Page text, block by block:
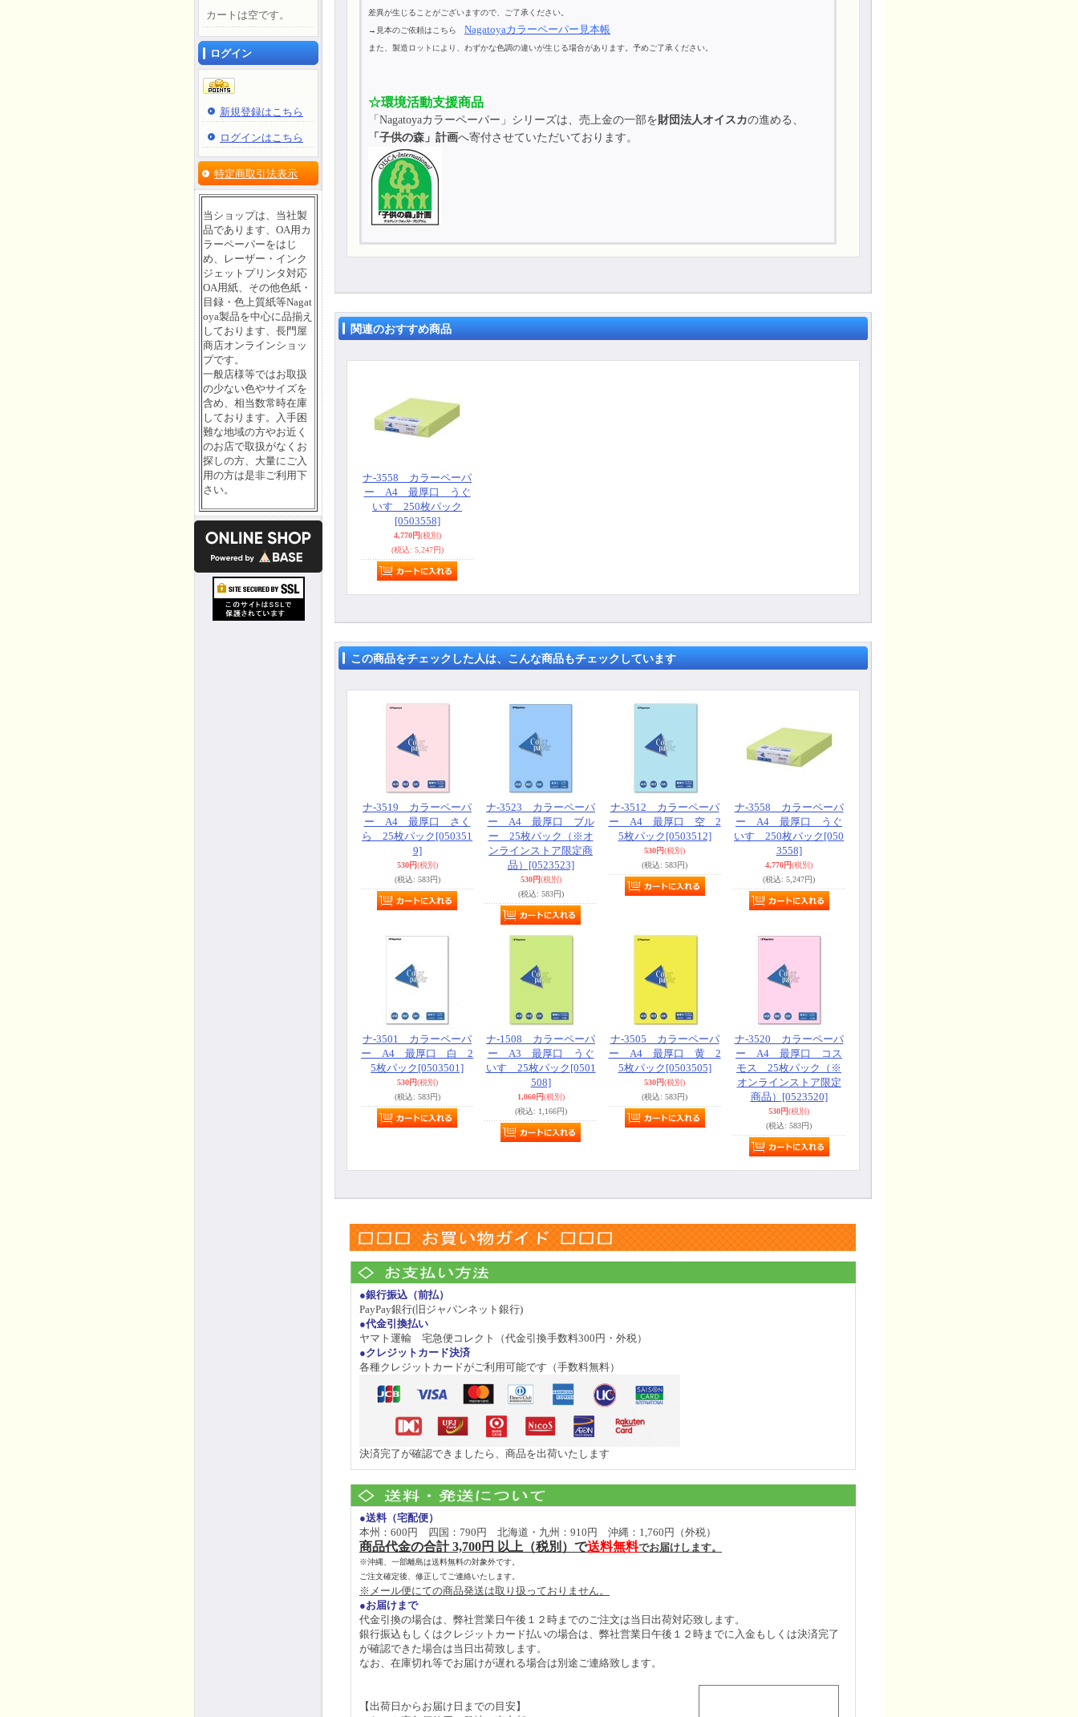
カートは空です。
ログイン
新規登録はこちら
ログインはこちら
特定商取引法表示
当ショップは、当社製
品であります、OA用カ
ラーペーパーをはじ
め、レーザー・インク
ジェットプリンタ対応
OA用紙、その他色紙・
目録・色上質紙等Nagat
oya製品を中心に品揃え
しております、長門屋
商店オンラインショッ
プです。
一般店様等ではお取扱
の少ない色やサイズを
含め、相当数常時在庫
しております。入手困
難な地域の方やお近く
のお店で取扱がなくお
探しの方、大量にご入
用の方は是非ご利用下
さい。
差異が生じることがございますので、ご了承ください。
→見本のご依頼はこちら Nagatoyaカラーペーパー見本帳
また、製造ロットにより、わずかな色調の違いが生じる場合があります。予めご了承ください。
☆環境活動支援商品
「Nagatoyaカラーペーパー」シリーズは、売上金の一部を財団法人オイスカの進める、
「子供の森」計画へ寄付させていただいております。
関連のおすすめ商品
ナ-3558 カラーペーパ
ー A4 最厚口 うぐ
いす 250枚パック
[0503558]
4,770円(税別)
(税込: 5,247円)
この商品をチェックした人は、こんな商品もチェックしています
ナ-3519 カラーペーパ
ー A4 最厚口 さく
ら 25枚パック [050351
9]
530円(税別)
(税込: 583円)
ナ-3523 カラーペーパ
ー A4 最厚口 ブル
ー 25枚パック（※オ
ンラインストア限定商
品） [0523523]
530円(税別)
(税込: 583円)
ナ-3512 カラーペーパ
ー A4 最厚口 空 2
5枚パック [0503512]
530円(税別)
(税込: 583円)
ナ-3558 カラーペーパ
ー A4 最厚口 うぐ
いす 250枚パック [050
3558]
4,770円(税別)
(税込: 5,247円)
ナ-3501 カラーペーパ
ー A4 最厚口 白 2
5枚パック [0503501]
530円(税別)
(税込: 583円)
ナ-1508 カラーペーパ
ー A3 最厚口 うぐ
いす 25枚パック [0501
508]
1,060円(税別)
(税込: 1,166円)
ナ-3505 カラーペーパ
ー A4 最厚口 黄 2
5枚パック [0503505]
530円(税別)
(税込: 583円)
ナ-3520 カラーペーパ
ー A4 最厚口 コス
モス 25枚パック（※
オンラインストア限定
商品） [0523520]
530円(税別)
(税込: 583円)
●銀行振込（前払）
PayPay銀行(旧ジャパンネット銀行)
●代金引換払い
ヤマト運輸 宅急便コレクト（代金引換手数料300円・外税）
●クレジットカード決済
各種クレジットカードがご利用可能です（手数料無料）
決済完了が確認できましたら、商品を出荷いたします
●送料（宅配便）
本州：600円 四国：790円 北海道・九州：910円 沖縄：1,760円（外税）
商品代金の合計 3,700円 以上（税別）で送料無料でお届けします。
※沖縄、一部離島は送料無料の対象外です。
ご注文確定後、修正してご連絡いたします。
※メール便にての商品発送は取り扱っておりません。
●お届けまで
代金引換の場合は、弊社営業日午後１２時までのご注文は当日出荷対応致します。
銀行振込もしくはクレジットカード払いの場合は、弊社営業日午後１２時までに入金もしくは決済完了
が確認できた場合は当日出荷致します。
なお、在庫切れ等でお届けが遅れる場合は別途ご連絡致します。
【出荷日からお届け日までの目安】